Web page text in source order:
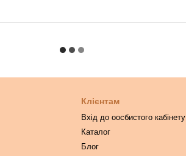
Клієнтам
Вхід до оосбистого кабінету
Каталог
Блог